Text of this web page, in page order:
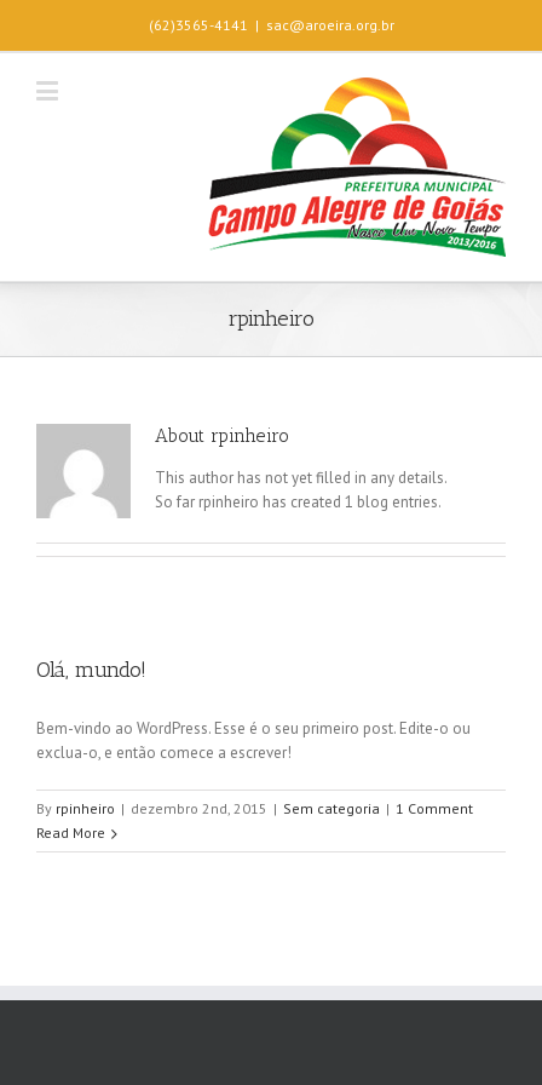
(62)3565-4141 | sac@aroeira.org.br
rpinheiro
About rpinheiro
This author has not yet filled in any details.
So far rpinheiro has created 1 blog entries.
Olá, mundo!
Bem-vindo ao WordPress. Esse é o seu primeiro post. Edite-o ou
exclua-o, e então comece a escrever!
By rpinheiro | dezembro 2nd, 2015 | Sem categoria | 1 Comment
Read More